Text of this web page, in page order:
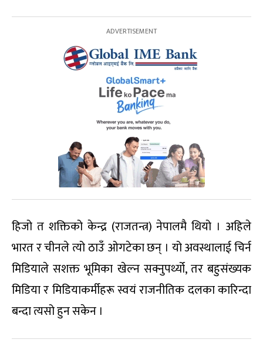
हिजो त शक्तिको केन्द्र (राजतन्त्र) नेपालमै थियो । अहिले
भारत र चीनले त्यो ठाउँ ओगटेका छन् । यो अवस्थालाई चिर्न
मिडियाले सशक्त भूमिका खेल्न सक्नुपर्थ्यो, तर बहुसंख्यक
मिडिया र मिडियाकर्मीहरू स्वयं राजनीतिक दलका कारिन्दा
बन्दा त्यसो हुन सकेन ।